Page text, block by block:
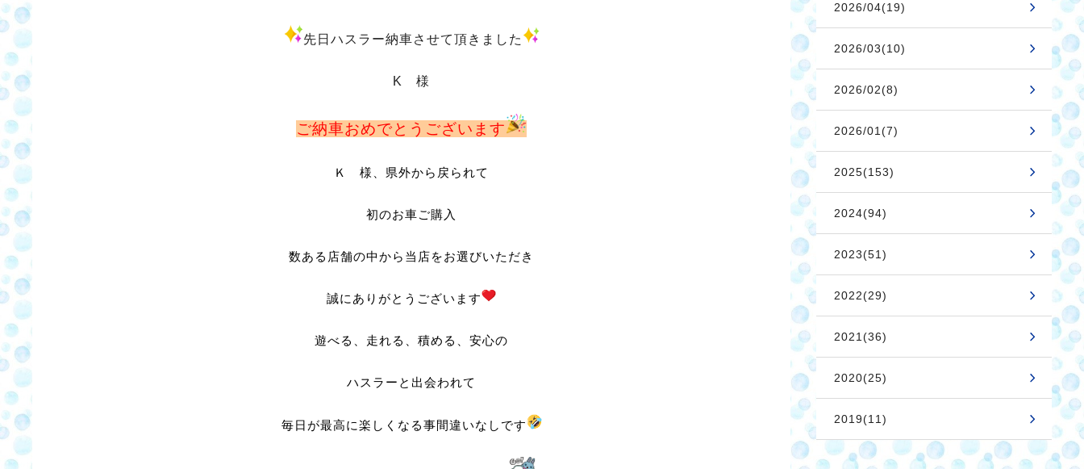
先日ハスラー納車させて頂きました
K 様
ご納車おめでとうございます
Ｋ 様、県外から戻られて
初のお車ご購入
数ある店舗の中から当店をお選びいただき
誠にありがとうございます
遊べる、走れる、積める、安心の
ハスラーと出会われて
毎日が最高に楽しくなる事間違いなしです
2026/04(19)
2026/03(10)
2026/02(8)
2026/01(7)
2025(153)
2024(94)
2023(51)
2022(29)
2021(36)
2020(25)
2019(11)